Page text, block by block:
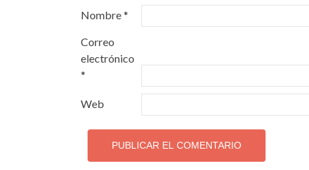
Nombre*
Correo
electrónico
*
Web